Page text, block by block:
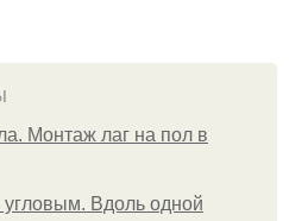
Монтаж лаг на пол в
Вдоль одной